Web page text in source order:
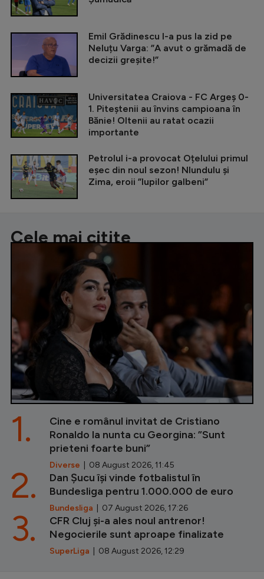
Emil Grădinescu l-a pus la zid pe
Neluțu Varga: ”A avut o grămadă de
decizii greșite!”
Universitatea Craiova - FC Argeș 0-
1. Piteștenii au învins campioana în
Bănie! Oltenii au ratat ocazii
importante
Petrolul i-a provocat Oțelului primul
eșec din noul sezon! Nlundulu și
Zima, eroii ”lupilor galbeni”
Cele mai citite
Cine e românul invitat de Cristiano
Ronaldo la nunta cu Georgina: ”Sunt
prieteni foarte buni”
Diverse | 08 August 2026, 11:45
1.
Dan Șucu își vinde fotbalistul în
Bundesliga pentru 1.000.000 de euro
Bundesliga | 07 August 2026, 17:26
2.
CFR Cluj și-a ales noul antrenor!
Negocierile sunt aproape finalizate
SuperLiga | 08 August 2026, 12:29
3.